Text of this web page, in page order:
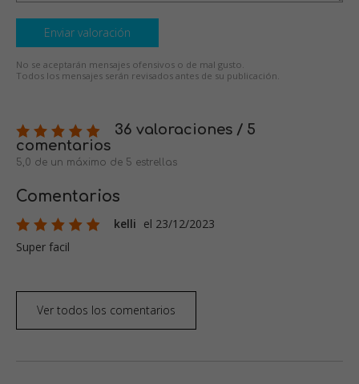
Enviar valoración
No se aceptarán mensajes ofensivos o de mal gusto.
Todos los mensajes serán revisados antes de su publicación.
36 valoraciones / 5
comentarios
5,0 de un máximo de 5 estrellas
Comentarios
kelli el 23/12/2023
Super facil
Ver todos los comentarios